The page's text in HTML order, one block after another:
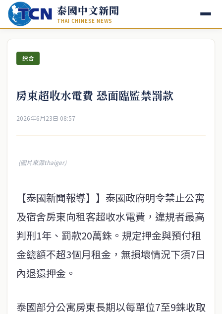
泰國中文新聞
THAI CHINESE NEWS
綜合
房東超收水電費 恐面臨監禁罰款
2026年6月23日 08:57
(圖片來源thaiger)
【泰國新聞報導】】泰國政府明令禁止公寓
及宿舍房東向租客超收水電費，違規者最高
判刑1年、罰款20萬銖。規定押金與預付租
金總額不超3個月租金，無損壞情況下須7日
內退還押金。
泰國部分公寓房東長期以每單位7至9銖收取